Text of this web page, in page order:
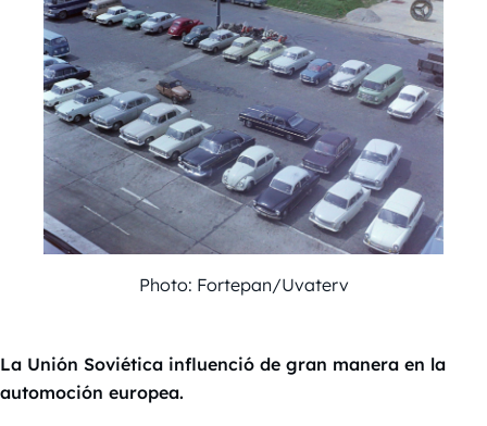
Photo: Fortepan/Uvaterv
La Unión Soviética influenció de gran manera en la
automoción europea.